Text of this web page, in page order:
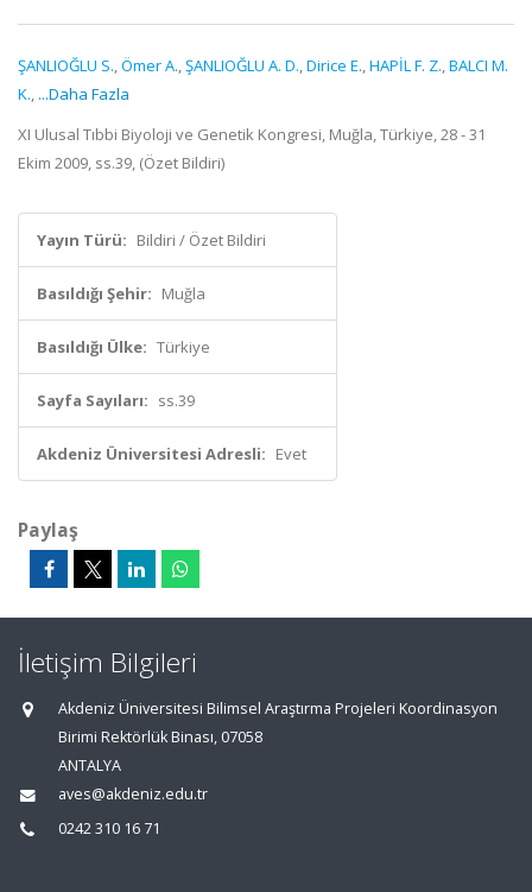
ŞANLIOĞLU S.,Ömer A.,ŞANLIOĞLU A. D.,Dirice E.,HAPİL F. Z.,BALCI M.
K., ...Daha Fazla
XI Ulusal Tıbbi Biyoloji ve Genetik Kongresi, Muğla, Türkiye, 28 - 31
Ekim 2009, ss.39, (Özet Bildiri)
Yayın Türü: Bildiri / Özet Bildiri
Basıldığı Şehir: Muğla
Basıldığı Ülke: Türkiye
Sayfa Sayıları: ss.39
Akdeniz Üniversitesi Adresli: Evet
Paylaş
İletişim Bilgileri
Akdeniz Üniversitesi Bilimsel Araştırma Projeleri Koordinasyon
Birimi Rektörlük Binası, 07058
ANTALYA
aves@akdeniz.edu.tr
0242 310 16 71